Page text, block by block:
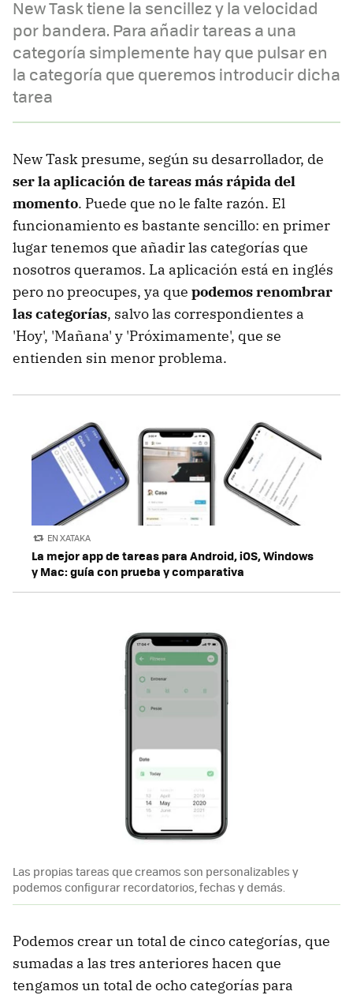
New Task tiene la sencillez y la velocidad
por bandera. Para añadir tareas a una
categoría simplemente hay que pulsar en
la categoría que queremos introducir dicha
tarea
New Task presume, según su desarrollador, de
ser la aplicación de tareas más rápida del
momento. Puede que no le falte razón. El
funcionamiento es bastante sencillo: en primer
lugar tenemos que añadir las categorías que
nosotros queramos. La aplicación está en inglés
pero no preocupes, ya que podemos renombrar
las categorías, salvo las correspondientes a
'Hoy', 'Mañana' y 'Próximamente', que se
entienden sin menor problema.
EN XATAKA
La mejor app de tareas para Android, iOS, Windows
y Mac: guía con prueba y comparativa
Las propias tareas que creamos son personalizables y
podemos configurar recordatorios, fechas y demás.
Podemos crear un total de cinco categorías, que
sumadas a las tres anteriores hacen que
tengamos un total de ocho categorías para